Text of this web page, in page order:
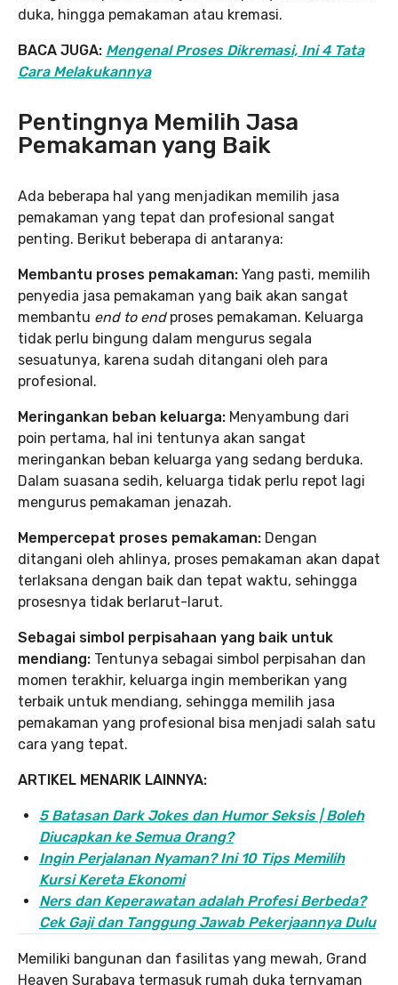
duka, hingga pemakaman atau kremasi.
BACA JUGA: Mengenal Proses Dikremasi, Ini 4 Tata
Cara Melakukannya
Pentingnya Memilih Jasa
Pemakaman yang Baik
Ada beberapa hal yang menjadikan memilih jasa
pemakaman yang tepat dan profesional sangat
penting. Berikut beberapa di antaranya:
Membantu proses pemakaman: Yang pasti, memilih
penyedia jasa pemakaman yang baik akan sangat
membantu end to end proses pemakaman. Keluarga
tidak perlu bingung dalam mengurus segala
sesuatunya, karena sudah ditangani oleh para
profesional.
Meringankan beban keluarga: Menyambung dari
poin pertama, hal ini tentunya akan sangat
meringankan beban keluarga yang sedang berduka.
Dalam suasana sedih, keluarga tidak perlu repot lagi
mengurus pemakaman jenazah.
Mempercepat proses pemakaman: Dengan
ditangani oleh ahlinya, proses pemakaman akan dapat
terlaksana dengan baik dan tepat waktu, sehingga
prosesnya tidak berlarut-larut.
Sebagai simbol perpisahaan yang baik untuk
mendiang: Tentunya sebagai simbol perpisahan dan
momen terakhir, keluarga ingin memberikan yang
terbaik untuk mendiang, sehingga memilih jasa
pemakaman yang profesional bisa menjadi salah satu
cara yang tepat.
ARTIKEL MENARIK LAINNYA:
5 Batasan Dark Jokes dan Humor Seksis | Boleh
Diucapkan ke Semua Orang?
Ingin Perjalanan Nyaman? Ini 10 Tips Memilih
Kursi Kereta Ekonomi
Ners dan Keperawatan adalah Profesi Berbeda?
Cek Gaji dan Tanggung Jawab Pekerjaannya Dulu
Memiliki bangunan dan fasilitas yang mewah, Grand
Heaven Surabaya termasuk rumah duka ternyaman